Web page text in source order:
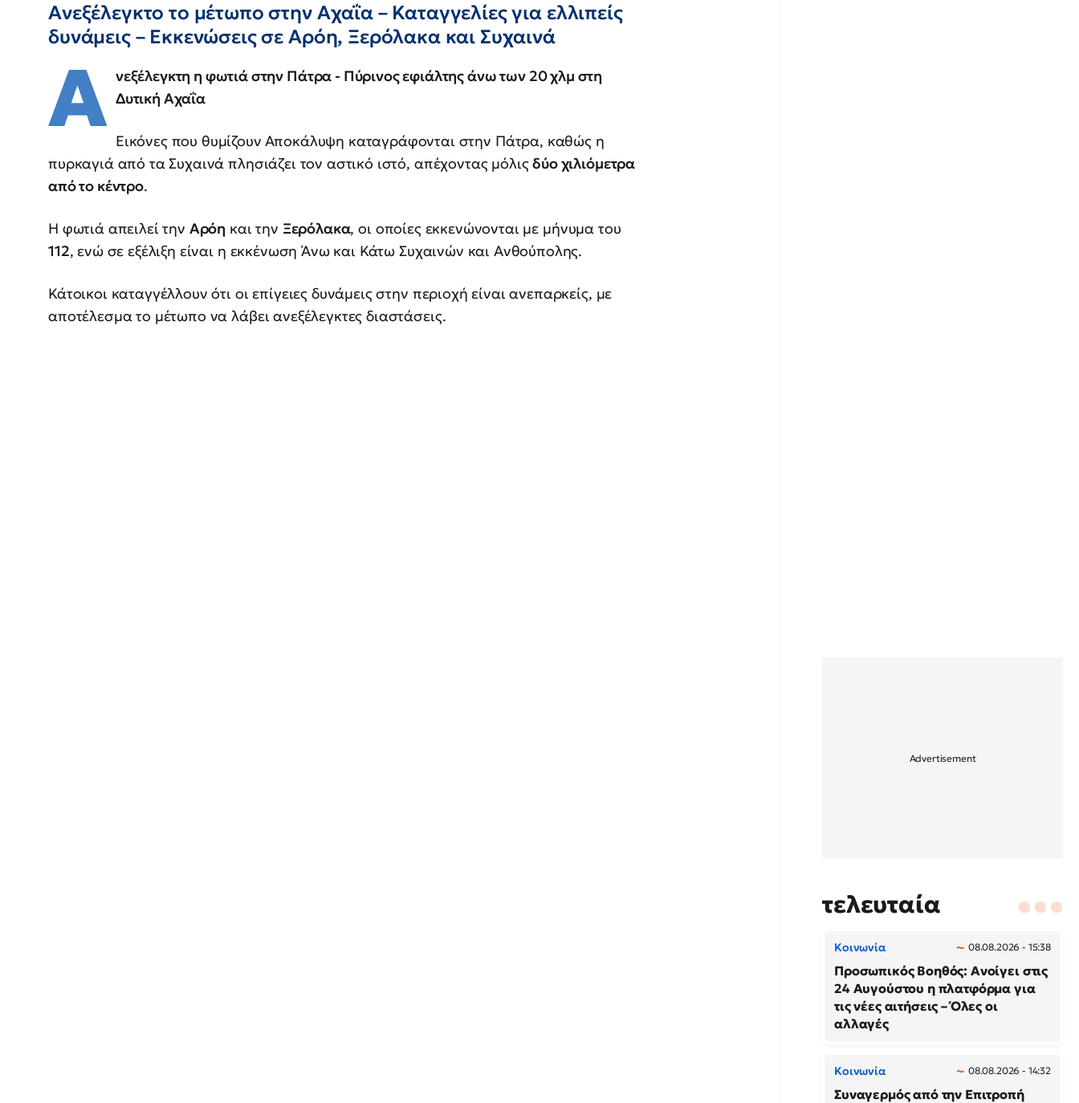
Ανεξέλεγκτο το μέτωπο στην Αχαΐα – Καταγγελίες για ελλιπείς
δυνάμεις – Εκκενώσεις σε Αρόη, Ξερόλακα και Συχαινά
Α νεξέλεγκτη η φωτιά στην Πάτρα - Πύρινος εφιάλτης άνω των 20 χλμ στη
Δυτική Αχαΐα
Εικόνες που θυμίζουν Αποκάλυψη καταγράφονται στην Πάτρα, καθώς η
πυρκαγιά από τα Συχαινά πλησιάζει τον αστικό ιστό, απέχοντας μόλιςδύο χιλιόμετρα
από το κέντρο.
Η φωτιά απειλεί την Αρόη και την Ξερόλακα, οι οποίες εκκενώνονται με μήνυμα του
112, ενώ σε εξέλιξη είναι η εκκένωση Άνω και Κάτω Συχαινών και Ανθούπολης.
Κάτοικοι καταγγέλλουν ότι οι επίγειες δυνάμεις στην περιοχή είναι ανεπαρκείς, με
αποτέλεσμα το μέτωπο να λάβει ανεξέλεγκτες διαστάσεις.
τελευταία
Κοινωνία 08.08.2026 - 15:38
Προσωπικός Βοηθός: Ανοίγει στις
24 Αυγούστου η πλατφόρμα για
τις νέες αιτήσεις – Όλες οι
αλλαγές
Κοινωνία 08.08.2026 - 14:32
Συναγερμός από την Επιτροπή